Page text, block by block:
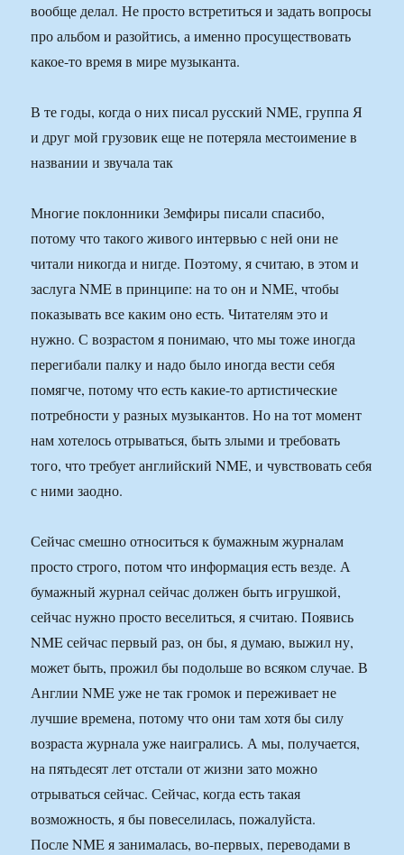
вообще делал. Не просто встретиться и задать вопросы
про альбом и разойтись, а именно просуществовать
какое-то время в мире музыканта.
В те годы, когда о них писал русский NME, группа Я
и друг мой грузовик еще не потеряла местоимение в
названии и звучала так
Многие поклонники Земфиры писали спасибо,
потому что такого живого интервью с ней они не
читали никогда и нигде. Поэтому, я считаю, в этом и
заслуга NME в принципе: на то он и NME, чтобы
показывать все каким оно есть. Читателям это и
нужно. С возрастом я понимаю, что мы тоже иногда
перегибали палку и надо было иногда вести себя
помягче, потому что есть какие-то артистические
потребности у разных музыкантов. Но на тот момент
нам хотелось отрываться, быть злыми и требовать
того, что требует английский NME, и чувствовать себя
с ними заодно.
Сейчас смешно относиться к бумажным журналам
просто строго, потом что информация есть везде. А
бумажный журнал сейчас должен быть игрушкой,
сейчас нужно просто веселиться, я считаю. Появись
NME сейчас первый раз, он бы, я думаю, выжил ну,
может быть, прожил бы подольше во всяком случае. В
Англии NME уже не так громок и переживает не
лучшие времена, потому что они там хотя бы силу
возраста журнала уже наигрались. А мы, получается,
на пятьдесят лет отстали от жизни зато можно
отрываться сейчас. Сейчас, когда есть такая
возможность, я бы повеселилась, пожалуйста.
После NME я занималась, во-первых, переводами в